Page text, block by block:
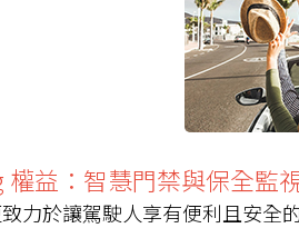
益：智慧門禁與保全監
力於讓駕駛人享有便利且安